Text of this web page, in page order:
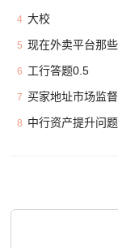
4 大校
5 现在外卖平台那
6 工行答题0.5
7 买家地址市场监
8 中行资产提升问题